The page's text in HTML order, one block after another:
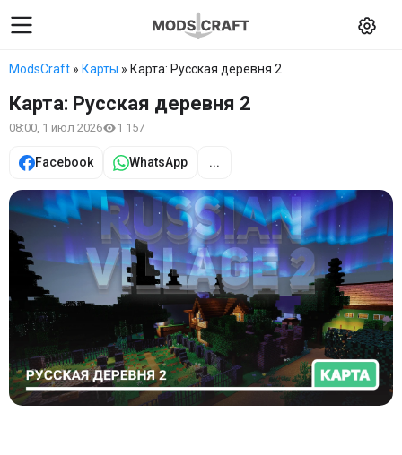
ModsCraft » Карты » Карта: Русская деревня 2
Карта: Русская деревня 2
08:00, 1 июл 2026 1 157
Facebook WhatsApp ...